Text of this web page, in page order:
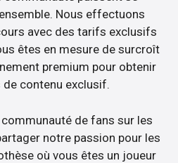
Nous effectuons
avec des tarifs exclusifs
êtes en mesure de surcroît
premium pour obtenir
contenu exclusif.
de fans sur les
notre passion pour les
où vous êtes un joueur